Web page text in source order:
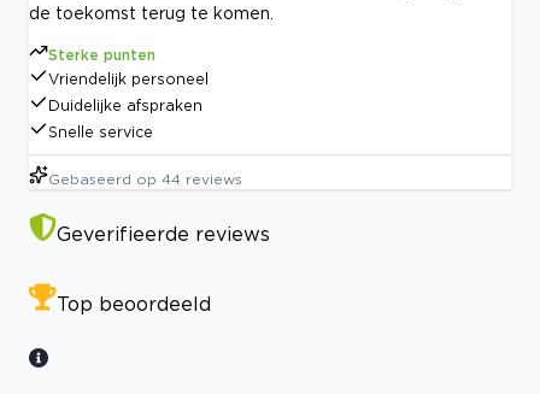
de toekomst terug te komen.
Sterke punten
Vriendelijk personeel
Duidelijke afspraken
Snelle service
Gebaseerd op 44 reviews
Geverifieerde reviews
Top beoordeeld